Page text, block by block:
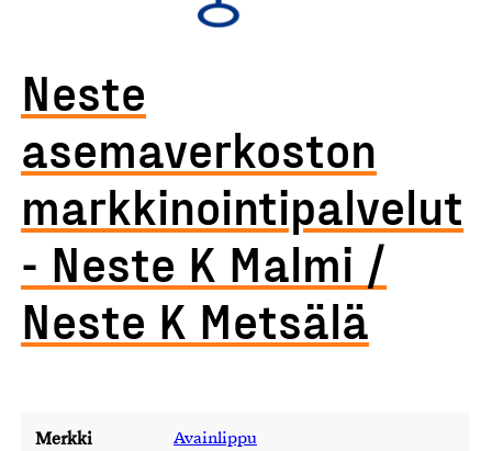
Neste
asemaverkoston
markkinointipalvelut
- Neste K Malmi /
Neste K Metsälä
Merkki Avainlippu